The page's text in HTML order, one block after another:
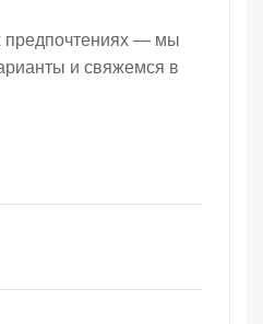
предпочтениях — мы
и свяжемся в